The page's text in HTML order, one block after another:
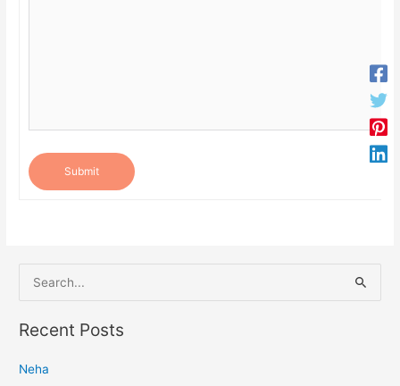
Submit
e
a
c
Recent Posts
Neha